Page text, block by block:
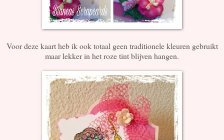
Voor deze kaart heb ik ook totaal geen traditionele kleuren gebruikt
maar lekker in het roze tint blijven hangen.